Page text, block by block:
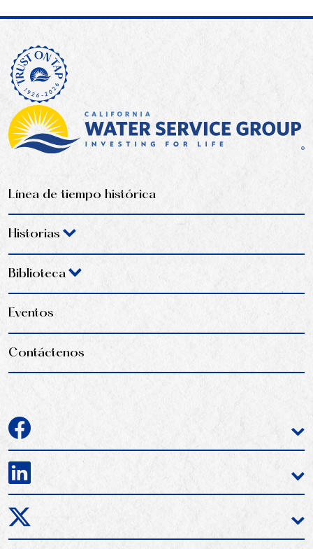
Línea de tiempo histórica
Historias
Biblioteca
Eventos
Contáctenos